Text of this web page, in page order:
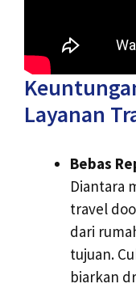
Layanan
Bebas
Diantara
travel
dari
tujuan.
biarkan